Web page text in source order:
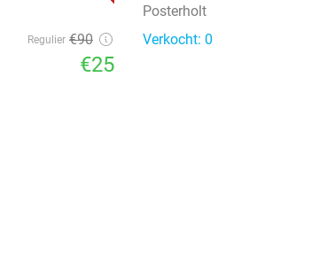
Regulier €90
€25
Posterholt
Verkocht: 0